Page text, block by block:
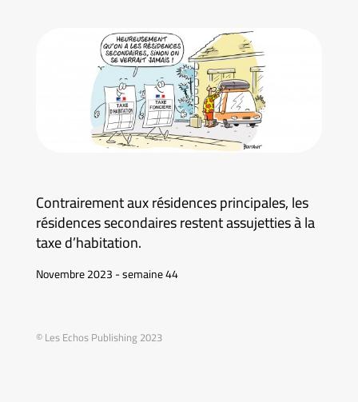
Contrairement aux résidences principales, les
résidences secondaires restent assujetties à la
taxe d’habitation.
Novembre 2023 - semaine 44
© Les Echos Publishing 2023